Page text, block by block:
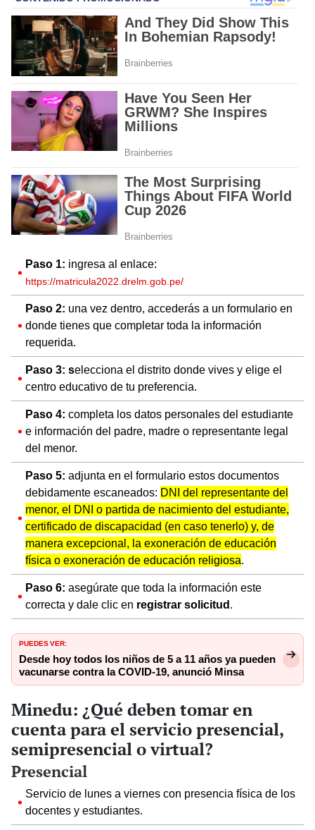
Paso 1: ingresa al enlace:
https://matricula2022.drelm.gob.pe/
Paso 2: una vez dentro, accederás a un formulario en
donde tienes que completar toda la información
requerida.
Paso 3: selecciona el distrito donde vives y elige el
centro educativo de tu preferencia.
Paso 4: completa los datos personales del estudiante
e información del padre, madre o representante legal
del menor.
Paso 5: adjunta en el formulario estos documentos
debidamente escaneados: DNI del representante del
menor, el DNI o partida de nacimiento del estudiante,
certificado de discapacidad (en caso tenerlo) y, de
manera excepcional, la exoneración de educación
física o exoneración de educación religiosa.
Paso 6: asegúrate que toda la información este
correcta y dale clic en registrar solicitud.
PUEDES VER:
Desde hoy todos los niños de 5 a 11 años ya pueden
vacunarse contra la COVID-19, anunció Minsa
Minedu: ¿Qué deben tomar en
cuenta para el servicio presencial,
semipresencial o virtual?
Presencial
Servicio de lunes a viernes con presencia física de los
docentes y estudiantes.